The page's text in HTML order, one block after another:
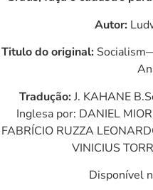
Autor:
Titulo do original:
Tradução:J. KAHANE
Inglesa por: DANIEL
FABRÍCIO RUZZA
VINICIUS
Disponível